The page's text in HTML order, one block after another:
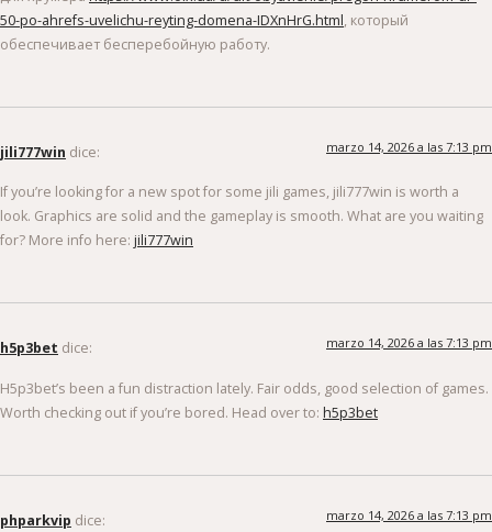
50-po-ahrefs-uvelichu-reyting-domena-IDXnHrG.html, который
обеспечивает бесперебойную работу.
jili777win dice: marzo 14, 2026 a las 7:13 pm
If you’re looking for a new spot for some jili games, jili777win is worth a
look. Graphics are solid and the gameplay is smooth. What are you waiting
for? More info here: jili777win
h5p3bet dice: marzo 14, 2026 a las 7:13 pm
H5p3bet’s been a fun distraction lately. Fair odds, good selection of games.
Worth checking out if you’re bored. Head over to: h5p3bet
phparkvip dice: marzo 14, 2026 a las 7:13 pm